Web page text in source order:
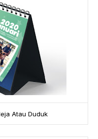
Atau Duduk